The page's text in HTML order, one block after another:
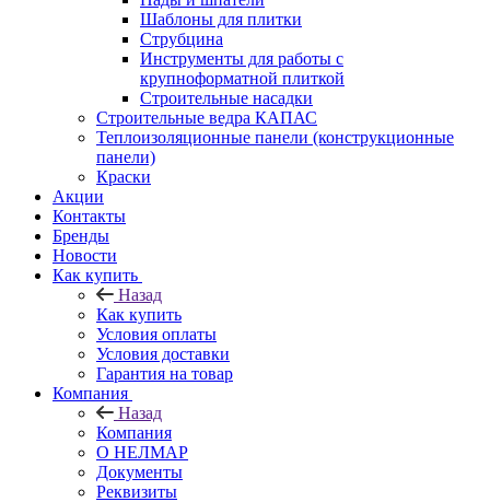
Шаблоны для плитки
Струбцина
Инструменты для работы с
крупноформатной плиткой
Строительные насадки
Строительные ведра КАПАС
Теплоизоляционные панели (конструкционные
панели)
Краски
Акции
Контакты
Бренды
Новости
Как купить
Назад
Как купить
Условия оплаты
Условия доставки
Гарантия на товар
Компания
Назад
Компания
О НЕЛМАР
Документы
Реквизиты